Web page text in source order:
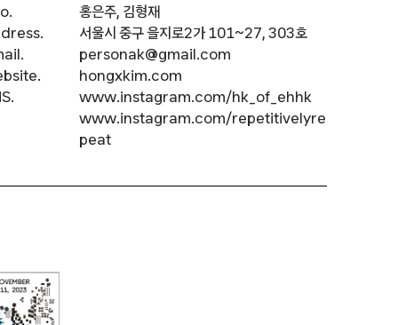
홍은주, 김형재
서울시 중구 을지로2가 101~27, 303호
personak@gmail.com
hongxkim.com
www.instagram.com/hk_of_ehhk
www.instagram.com/repetitivelyre
peat